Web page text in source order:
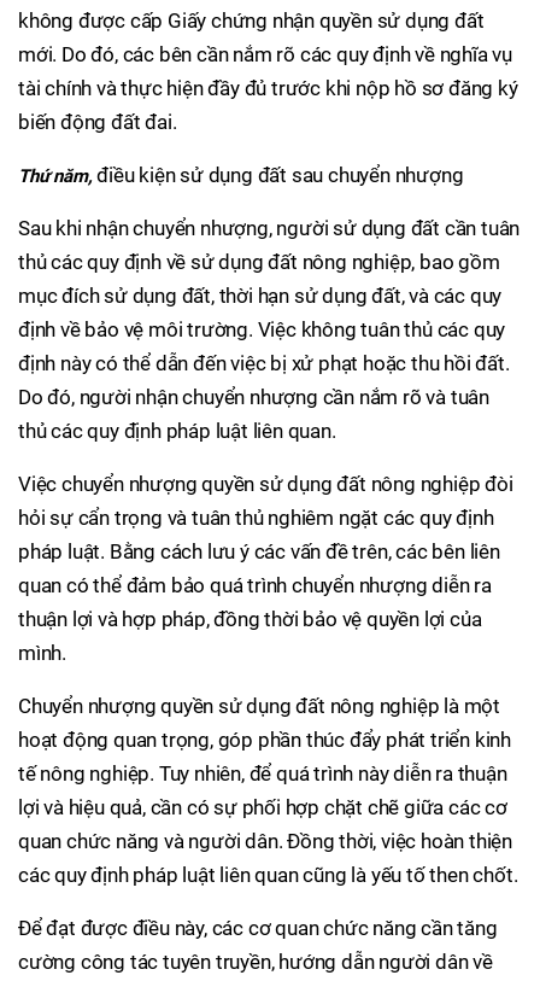
không được cấp Giấy chứng nhận quyền sử dụng đất
mới. Do đó, các bên cần nắm rõ các quy định về nghĩa vụ
tài chính và thực hiện đầy đủ trước khi nộp hồ sơ đăng ký
biến động đất đai.
Thứ năm,điều kiện sử dụng đất sau chuyển nhượng
Sau khi nhận chuyển nhượng, người sử dụng đất cần tuân
thủ các quy định về sử dụng đất nông nghiệp, bao gồm
mục đích sử dụng đất, thời hạn sử dụng đất, và các quy
định về bảo vệ môi trường. Việc không tuân thủ các quy
định này có thể dẫn đến việc bị xử phạt hoặc thu hồi đất.
Do đó, người nhận chuyển nhượng cần nắm rõ và tuân
thủ các quy định pháp luật liên quan.
Việc chuyển nhượng quyền sử dụng đất nông nghiệp đòi
hỏi sự cẩn trọng và tuân thủ nghiêm ngặt các quy định
pháp luật. Bằng cách lưu ý các vấn đề trên, các bên liên
quan có thể đảm bảo quá trình chuyển nhượng diễn ra
thuận lợi và hợp pháp, đồng thời bảo vệ quyền lợi của
mình.
Chuyển nhượng quyền sử dụng đất nông nghiệp là một
hoạt động quan trọng, góp phần thúc đẩy phát triển kinh
tế nông nghiệp. Tuy nhiên, để quá trình này diễn ra thuận
lợi và hiệu quả, cần có sự phối hợp chặt chẽ giữa các cơ
quan chức năng và người dân. Đồng thời, việc hoàn thiện
các quy định pháp luật liên quan cũng là yếu tố then chốt.
Để đạt được điều này, các cơ quan chức năng cần tăng
cường công tác tuyên truyền, hướng dẫn người dân về